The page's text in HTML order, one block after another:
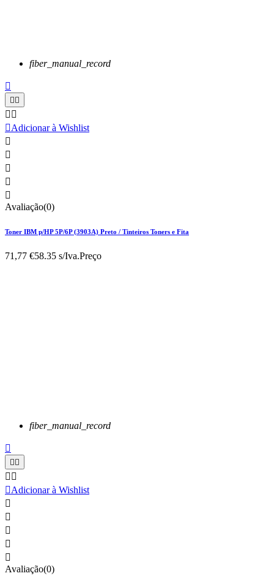
fiber_manual_record

 
 
Adicionar à Wishlist





Avaliação(0)
Toner IBM p/HP 5P/6P (3903A) Preto / Tinteiros Toners e Fita
71,77 €58.35 s/Iva.Preço
fiber_manual_record

 
 
Adicionar à Wishlist





Avaliação(0)